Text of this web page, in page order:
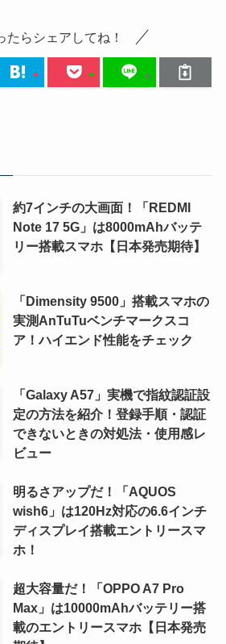
たらシェアしてね！
約7インチの大画面！「REDMI
Note 17 5G」は8000mAhバッテ
リー搭載スマホ【日本発売期待】
「Dimensity 9500」搭載スマホの
実測AnTuTuベンチマークスコ
ア！ハイエンド性能をチェック
「Galaxy A57」実機で指紋認証設
定の方法を紹介！登録手順・認証
できないときの対処法・使用感レ
ビュー
明るさアップだ！「AQUOS
wish6」は120Hz対応の6.6インチ
ディスプレイ搭載エントリースマ
ホ！
超大容量だ！「OPPO A7 Pro
Max」は10000mAhバッテリー搭
載のエントリースマホ【日本発売